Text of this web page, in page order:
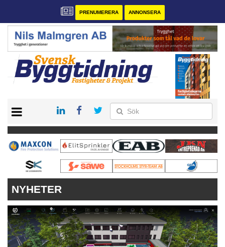
PRENUMERERA ANNONSERA
PRENUMERERA
VÅRA ANDRA MAGASIN
ANNONSERA
NYHETER